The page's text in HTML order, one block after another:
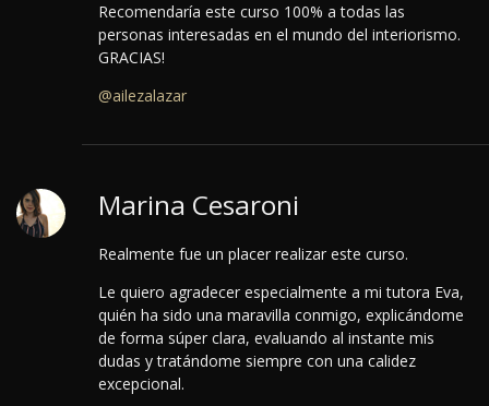
Recomendaría este curso 100% a todas las
personas interesadas en el mundo del interiorismo.
GRACIAS!
@ailezalazar
Marina Cesaroni
Realmente fue un placer realizar este curso.
Le quiero agradecer especialmente a mi tutora Eva,
quién ha sido una maravilla conmigo, explicándome
de forma súper clara, evaluando al instante mis
dudas y tratándome siempre con una calidez
excepcional.